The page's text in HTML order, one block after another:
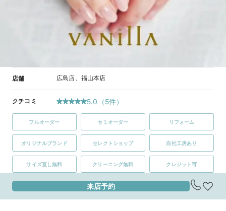
店舗 広島店、福山本店
クチコミ 5.0 （5件）
フルオーダー セミオーダー リフォーム
オリジナルブランド セレクトショップ 自社工房あり
サイズ直し無料 クリーニング無料 クレジット可
来店予約